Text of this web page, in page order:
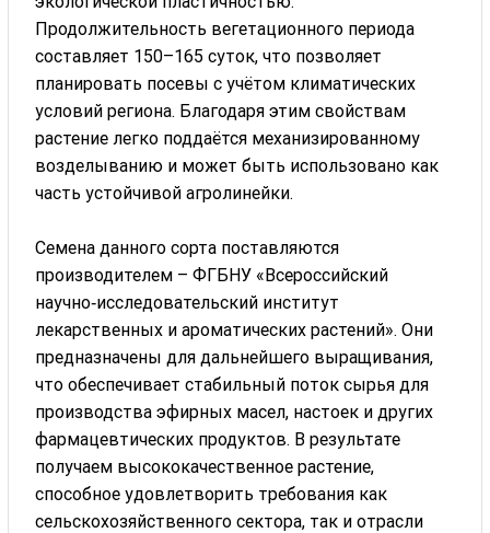
Продолжительность вегетационного периода
составляет 150–165 суток, что позволяет
планировать посевы с учётом климатических
условий региона. Благодаря этим свойствам
растение легко поддаётся механизированному
возделыванию и может быть использовано как
часть устойчивой агролинейки.
Семена данного сорта поставляются
производителем – ФГБНУ «Всероссийский
научно‑исследовательский институт
лекарственных и ароматических растений». Они
предназначены для дальнейшего выращивания,
что обеспечивает стабильный поток сырья для
производства эфирных масел, настоек и других
фармацевтических продуктов. В результате
получаем высококачественное растение,
способное удовлетворить требования как
сельскохозяйственного сектора, так и отрасли